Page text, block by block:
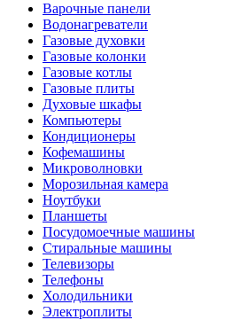
Варочные панели
Водонагреватели
Газовые духовки
Газовые колонки
Газовые котлы
Газовые плиты
Духовые шкафы
Компьютеры
Кондиционеры
Кофемашины
Микроволновки
Морозильная камера
Ноутбуки
Планшеты
Посудомоечные машины
Стиральные машины
Телевизоры
Телефоны
Холодильники
Электроплиты